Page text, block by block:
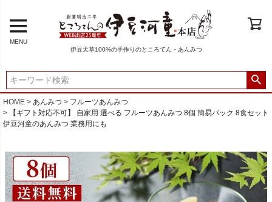
MENU
伊豆天草100%の手作りのところてん・あんみつ
HOME あんみつ
フルーツあんみつ
【ギフト対応不可】 自家用 選べる フルーツあんみつ 8個 簡易パック 8食セット
伊豆河童のあんみつ 業務用にも